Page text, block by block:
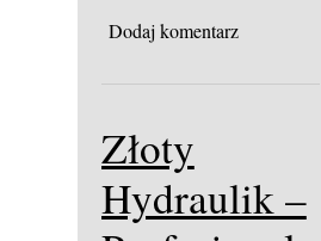
Dodaj komentarz
Złoty
Hydraulik –